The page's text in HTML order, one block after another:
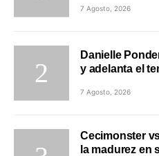
7 Agosto, 2026
Danielle
y adelanta el
7 Agosto, 2026
Cecimonster
la madurez en